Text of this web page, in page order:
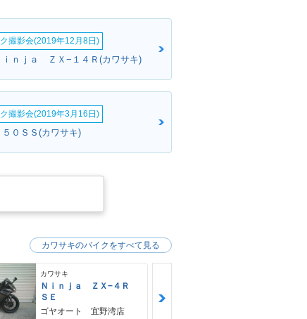
撮影会(2019年12月8日)
ｉｎｊａ ＺＸ−１４Ｒ(カワサキ)
撮影会(2019年3月16日)
０ＳＳ(カワサキ)
カワサキ
Ｎｉｎｊａ ＺＸ−４Ｒ
ＳＥ
ゴヤオート 宜野湾店
カワサキのバイクをすべて見る